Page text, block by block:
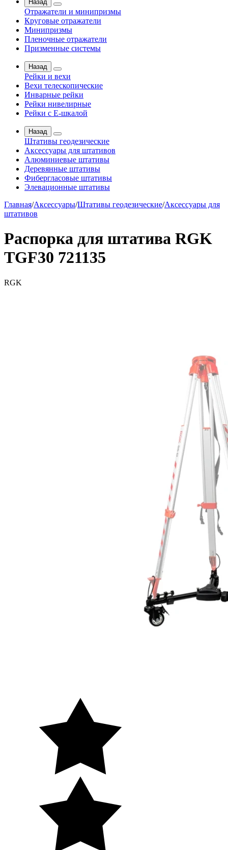
Назад
Отражатели и минипризмы
Круговые отражатели
Минипризмы
Пленочные отражатели
Призменные системы
Назад
Рейки и вехи
Вехи телескопические
Инварные рейки
Рейки нивелирные
Рейки с Е-шкалой
Назад
Штативы геодезические
Аксессуары для штативов
Алюминиевые штативы
Деревянные штативы
Фибергласовые штативы
Элевационные штативы
Главная/Аксессуары/Штативы геодезические/Аксессуары для
штативов
Распорка для штатива RGK
TGF30 721135
RGK